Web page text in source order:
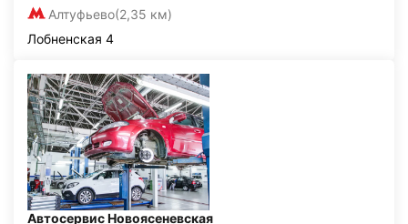
Алтуфьево(2,35 км)
Лобненская 4
Автосервис Новоясеневская